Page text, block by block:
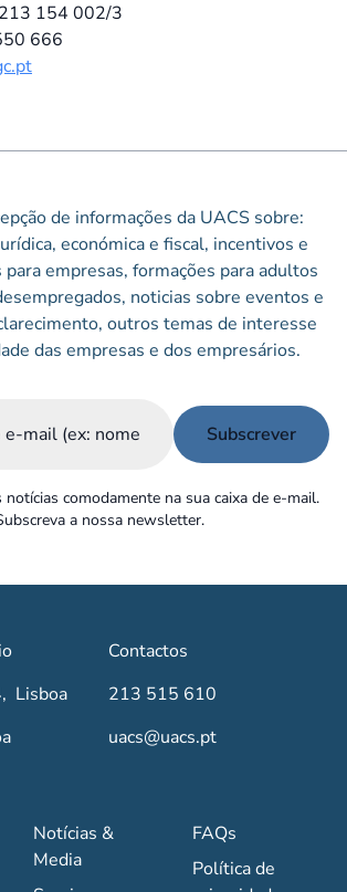
154 002/3
666
de informações da UACS sobre:
económica e fiscal, incentivos e
empresas, formações para adultos
noticias sobre eventos e
outros temas de interesse
das empresas e dos empresários.
notícias comodamente na sua caixa de e-mail.
a nossa newsletter.
Lisboa
Contactos
213 515 610
uacs@uacs.pt
Notícias &
Media
FAQs
Política de